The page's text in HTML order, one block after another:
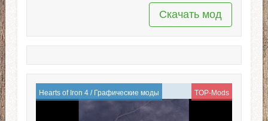
Скачать мод
Hearts of Iron 4/ Графические моды TOP-Mods